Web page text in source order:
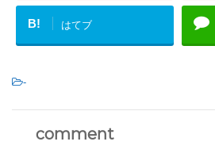
B! はてブ
-
comment